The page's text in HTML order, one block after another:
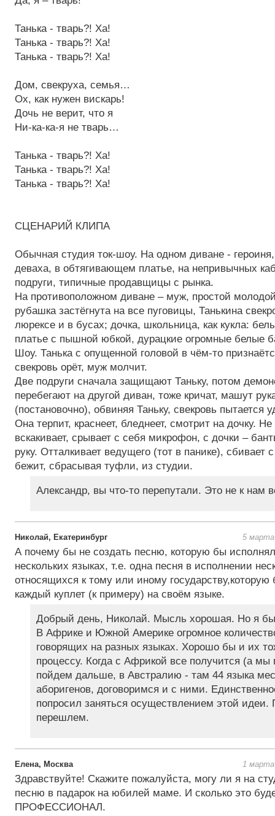
Танька - тварь?! Ха!
Танька - тварь?! Ха!
Танька - тварь?! Ха!
Дом, свекруха, семья…
Ох, как нужен вискарь!
Дочь не верит, что я
Ни-ка-ка-я не тварь…
Танька - тварь?! Ха!
Танька - тварь?! Ха!
Танька - тварь?! Ха!
СЦЕНАРИЙ КЛИПА
Обычная студия ток-шоу. На одном диване - героиня,
деваха, в обтягивающем платье, на непривычных
подруги, типичные продавщицы с рынка.
На противоположном диване – муж, простой
рубашка застёгнута на все пуговицы, Танькина
люрексе и в бусах; дочка, школьница, как кукла:
платье с пышной юбкой, дурацкие огромные белые
Шоу. Танька с опущенной головой в чём-то
свекровь орёт, муж молчит.
Две подруги сначала защищают Таньку, потом
перебегают на другой диван, тоже кричат, машут
(постановочно), обвиняя Таньку, свекровь пытается
Она терпит, краснеет, бледнеет, смотрит на дочку.
вскакивает, срывает с себя микрофон, с дочки –
руку. Отталкивает ведущего (тот в панике), сбивает
бежит, сбрасывая туфли, из студии.
Александр, вы что-то перепутали. Это не к нам
Николай, Екатеринбург 5 марта
А почему бы не создать песню, которую бы
нескольких языках, т.е. одна песня в исполнении
относящихся к тому или иному
каждый куплет (к примеру) на своём языке.
Добрый день, Николай. Мысль хорошая. Но я
В Африке и Южной Америке огромное
говорящих на разных языках. Хорошо бы и их
процессу. Когда с Африкой все получится (а мы
пойдем дальше, в Австралию - там 44 языка
аборигенов, договоримся и с ними.
попросил заняться осуществлением этой
перешлем.
Елена, Москва 1 марта
Здравствуйте! Скажите пожалуйста, могу ли я на
песню в падарок на юбилей маме. И сколько это
ПРОФЕССИОНАЛ.